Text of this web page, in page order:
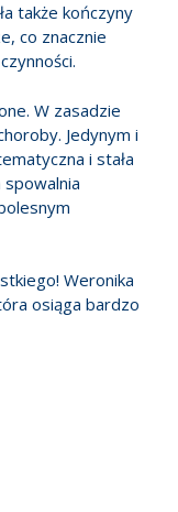
także kończyny
co znacznie
W zasadzie
Jedynym i
i stała
Weronika
osiąga bardzo